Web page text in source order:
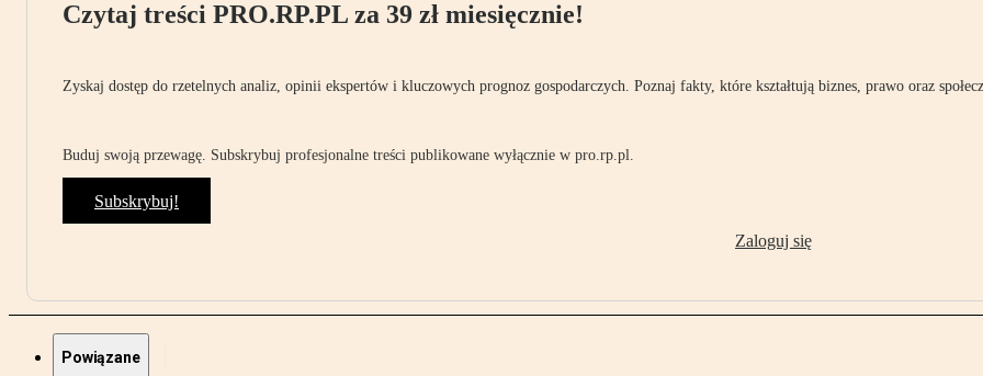
Czytaj treści PRO.RP.PL za 39 zł miesięcznie!
Zyskaj dostęp do rzetelnych analiz, opinii ekspertów i kluczowych prognoz gospodarczych. Poznaj fakty, które kształtują biznes, prawo oraz
Buduj swoją przewagę. Subskrybuj profesjonalne treści publikowane wyłącznie w pro.rp.pl.
Subskrybuj!
Zaloguj się
Powiązane